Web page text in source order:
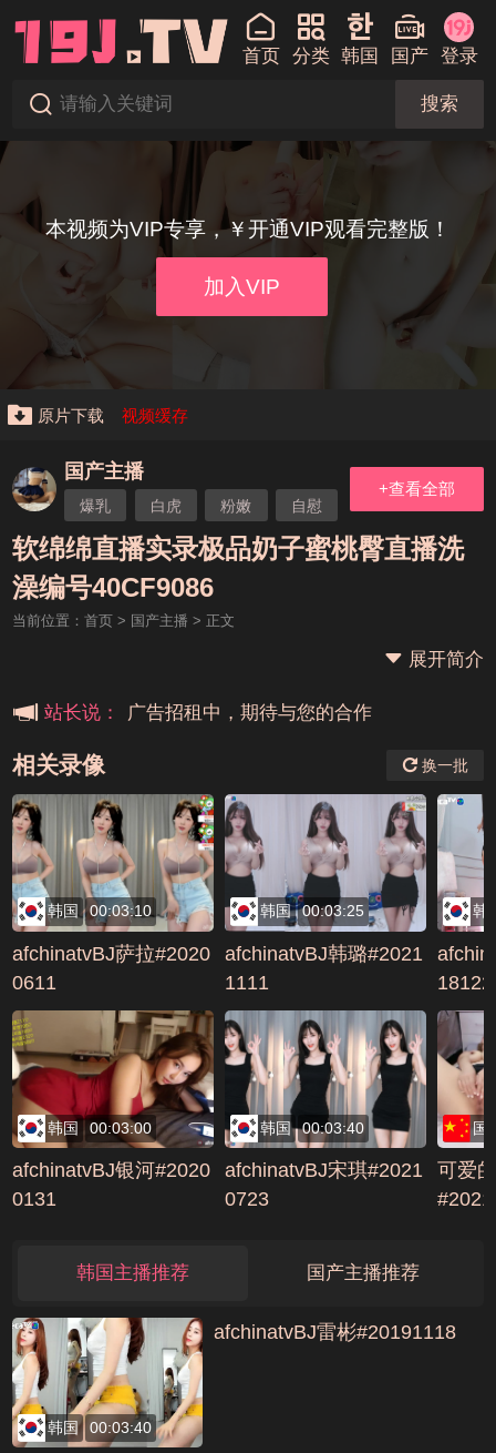
首页 分类 韩国 国产 登录
搜索
本视频为VIP专享，￥开通VIP观看完整版！
加入VIP
原片下载 视频缓存
国产主播
爆乳 白虎 粉嫩
自慰
学生
无毛 软绵绵
+查看全部
软绵绵直播实录极品奶子蜜桃臀直播洗
澡编号40CF9086
当前位置： 首页> 国产主播 > 正文
展开简介
站长说： 广告招租中，期待与您的合作
相关录像 换一批
韩国 00:03:10
afchinatvBJ萨拉#2020
0611
韩国 00:03:25
afchinatvBJ韩璐#2021
1111
韩
韩国 00:03:00
afchinatvBJ银河#2020
0131
韩国 00:03:40
afchinatvBJ宋琪#2021
0723
国
可爱
韩国主播推荐 国产主播推荐
韩国 00:03:40
afchinatvBJ雷彬#20191118